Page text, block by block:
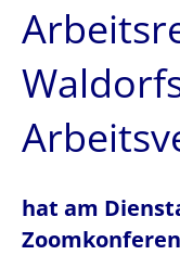
hat am